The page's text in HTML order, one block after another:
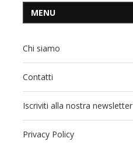
MENU
Chi siamo
Contatti
Iscriviti alla nostra newsletter
Privacy Policy